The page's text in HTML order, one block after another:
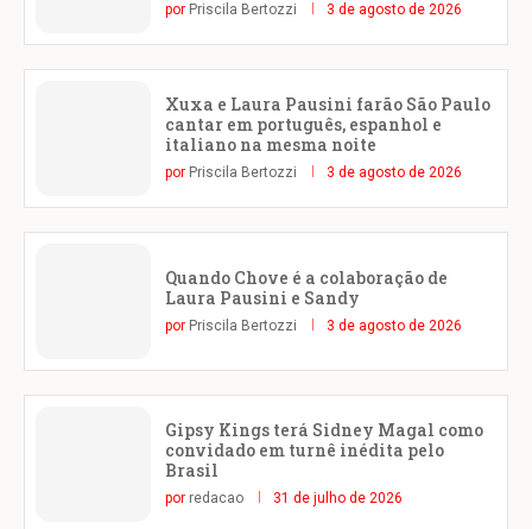
por Priscila Bertozzi 3 de agosto de 2026
Xuxa e Laura Pausini farão São Paulo
cantar em português, espanhol e
italiano na mesma noite
por Priscila Bertozzi 3 de agosto de 2026
Quando Chove é a colaboração de
Laura Pausini e Sandy
por Priscila Bertozzi 3 de agosto de 2026
Gipsy Kings terá Sidney Magal como
convidado em turnê inédita pelo
Brasil
por redacao 31 de julho de 2026